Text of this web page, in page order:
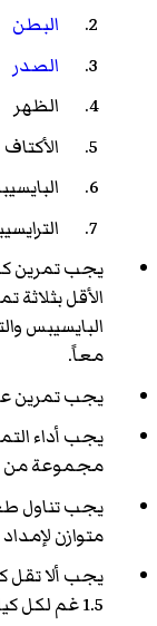
البطن
الصدر
الظهر
الأكتاف
يجب تمرين
الأقل
البايسيبسو
معاً.
يجب تمرين
يجب أداء
مجموعة من 6-12 تكراراً، حسب كل عضلة وكل تمرين.
يجب تناول
متوازن
يجب ألا تقل
1.5 غم لكل كيلو غرام من وزن الجسم.